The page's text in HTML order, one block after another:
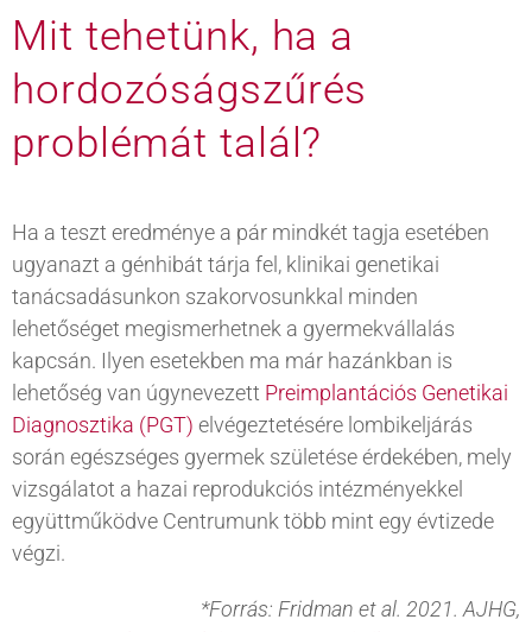
Mit tehetünk, ha a
hordozóságszűrés
problémát talál?
Ha a teszt eredménye a pár mindkét tagja esetében
ugyanazt a génhibát tárja fel, klinikai genetikai
tanácsadásunkon szakorvosunkkal minden
lehetőséget megismerhetnek a gyermekvállalás
kapcsán. Ilyen esetekben ma már hazánkban is
lehetőség van úgynevezett Preimplantációs Genetikai
Diagnosztika (PGT) elvégeztetésére lombikeljárás
során egészséges gyermek születése érdekében, mely
vizsgálatot a hazai reprodukciós intézményekkel
együttműködve Centrumunk több mint egy évtizede
végzi.
*Forrás: Fridman et al. 2021. AJHG,